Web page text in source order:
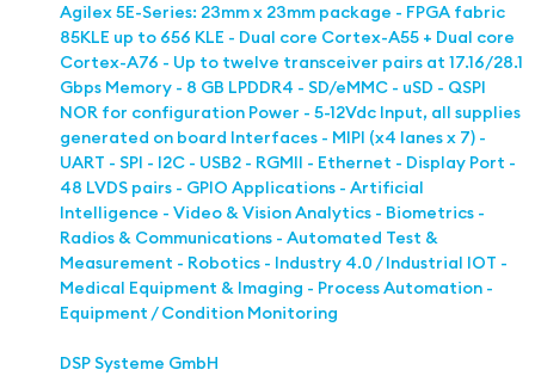
Agilex 5E-Series: 23mm x 23mm package - FPGA fabric
85KLE up to 656 KLE - Dual core Cortex-A55 + Dual core
Cortex-A76 - Up to twelve transceiver pairs at 17.16/28.1
Gbps Memory - 8 GB LPDDR4 - SD/eMMC - uSD - QSPI
NOR for configuration Power - 5-12Vdc Input, all supplies
generated on board Interfaces - MIPI (x4 lanes x 7) -
UART - SPI - I2C - USB2 - RGMII - Ethernet - Display Port -
48 LVDS pairs - GPIO Applications - Artificial
Intelligence - Video & Vision Analytics - Biometrics -
Radios & Communications - Automated Test &
Measurement - Robotics - Industry 4.0 / Industrial IOT -
Medical Equipment & Imaging - Process Automation -
Equipment / Condition Monitoring
DSP Systeme GmbH